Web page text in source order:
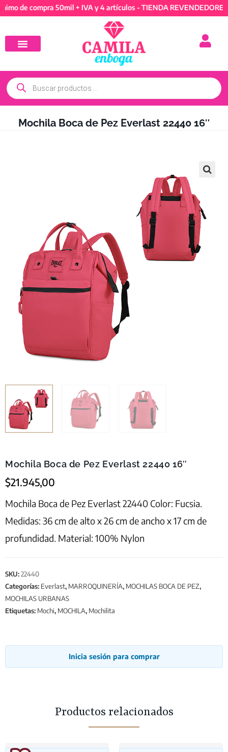
de compra 50mil + IVA y 4 artículos - TIENDA
Mochila Boca de Pez Everlast 22440 16″
Mochila Boca de Pez Everlast 22440 16″
$21.945,00
Mochila Boca de Pez Everlast 22440 Color: Fucsia.
Medidas: 36 cm de alto x 26 cm de ancho x 17 cm de
profundidad. Material: 100% Nylon
SKU:22440
Categorías: Everlast, MARROQUINERÍA, MOCHILAS BOCA DE PEZ,
MOCHILAS URBANAS
Etiquetas: Mochi, MOCHILA, Mochilita
Inicia sesión para comprar
Productos relacionados